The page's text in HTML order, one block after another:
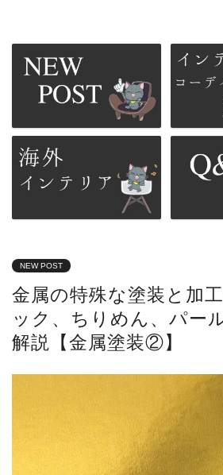
NEW POST
金属の特殊な塗装と加
ック、ちりめん、パー
解説【金属塗装②】